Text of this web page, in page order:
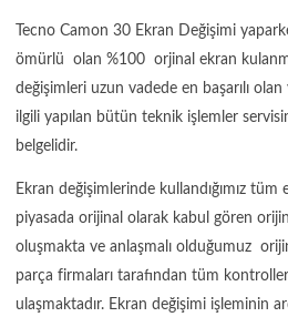
Tecno Camon 30 Ekran Değişimi
ömürlü olan %100 orjinal ekran
değişimleri uzun vadede en başarılı
ilgili yapılan bütün teknik işlemler
belgelidir.
Ekran değişimlerinde kullandığımız
piyasada orijinal olarak kabul gören
oluşmakta ve anlaşmalı olduğumuz
parça firmaları tarafından tüm
ulaşmaktadır. Ekran değişimi işleminin